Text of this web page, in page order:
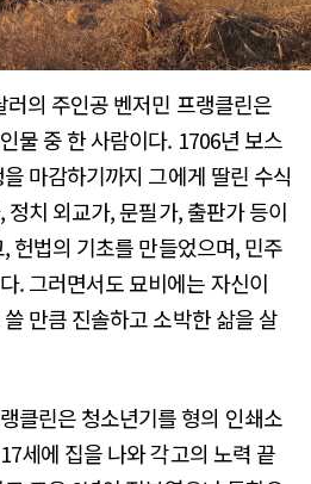
의 주인공 벤저민 프랭클린은
물 중 한 사람이다. 1706년 보스
마감하기까지 그에게 딸린 수식
치 외교가, 문필가, 출판가 등이
헌법의 기초를 만들었으며, 민주
. 그러면서도 묘비에는 자신이
만큼 진솔하고 소박한 삶을 살
클린은 청소년기를 형의 인쇄소
세에 집을 나와 각고의 노력 끝